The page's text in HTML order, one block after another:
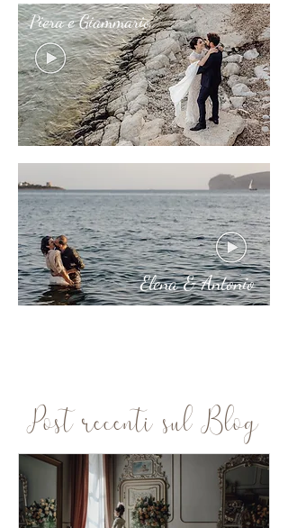
Piera e Giammario
Elena & Antonio
Post recenti sul Blog